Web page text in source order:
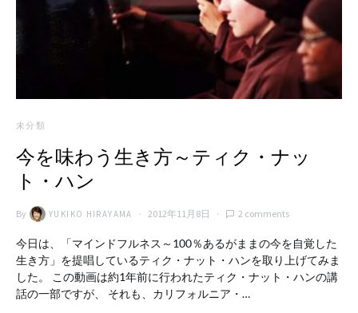
未分類
今を味わう生き方～ティク・ナッ
ト・ハン
By YUKIKO HIRAYAMA 2012年11月8日 2 comments
今日は、「マインドフルネス～100％あるがままの今を自覚した
生き方」を提唱しているティク・ナット・ハンを取り上げてみま
した。 この動画は約1年前に行われたティク・ナット・ハンの講
話の一部ですが、 それも、カリフォルニア・…